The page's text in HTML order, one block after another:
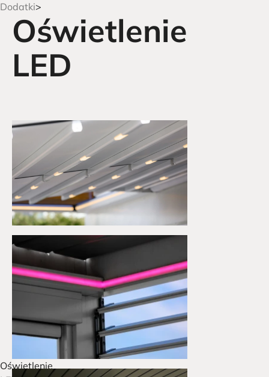
Dodatki
Oświetlenie
Oświetlenie
LED